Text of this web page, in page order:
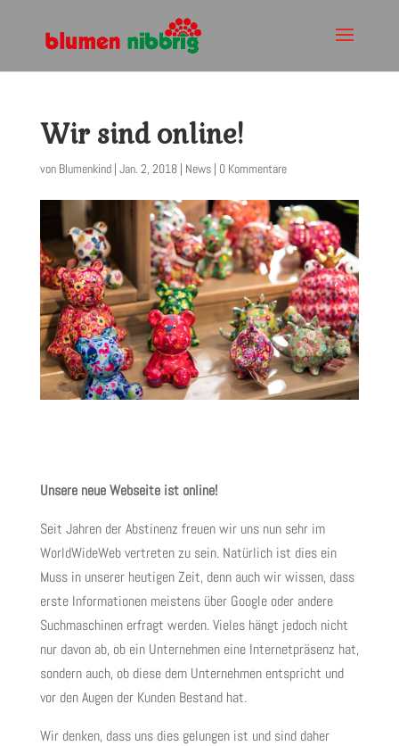
Wir sind online!
von Blumenkind| Jan. 2, 2018| News| 0 Kommentare
Unsere neue Webseite ist online!
Seit Jahren der Abstinenz freuen wir uns nun sehr im
WorldWideWeb vertreten zu sein. Natürlich ist dies ein
Muss in unserer heutigen Zeit, denn auch wir wissen, dass
erste Informationen meistens über Google oder andere
Suchmaschinen erfragt werden. Vieles hängt jedoch nicht
nur davon ab, ob ein Unternehmen eine Internetpräsenz hat,
sondern auch, ob diese dem Unternehmen entspricht und
vor den Augen der Kunden Bestand hat.
Wir denken, dass uns dies gelungen ist und sind daher